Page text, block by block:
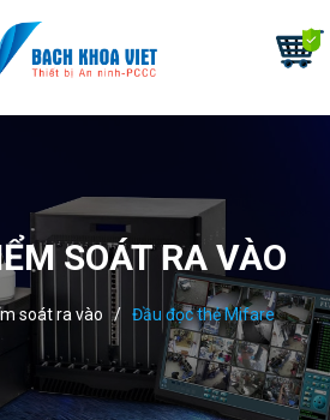
SOÁT RA VÀO
soát ra vào / Đầu đọc thẻ Mifare